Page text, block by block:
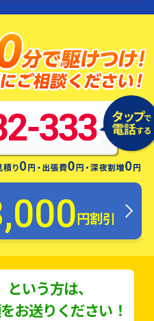
電話一本ですぐ
す！
円割引
という方は、
お送りください！